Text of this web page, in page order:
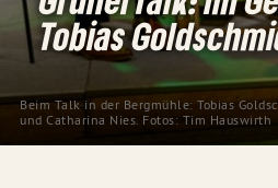
Beim Talk in der Bergmühle: Tobias
und Catharina Nies. Fotos: Tim Hauswirth
Tobias